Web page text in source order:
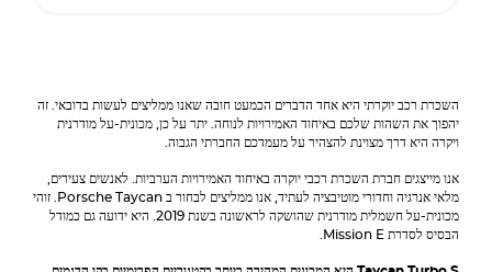
השכרת רכב יוקרתי היא אחד הדברים הכמעט חובה שאנו ממליצים לעשות בדובאי. זה
יהפוך את השהות שלכם באיחוד האמירויות לנוחה. יתר על כן, מכונית-על מודרנית
ויקרה היא דרך מצוינת להצהיר על מעמדכם החברתי הגבוה.
אנו מייצגים חברת השכרת רכבי יוקרה באיחוד האמירויות הערביות. לאנשים צעירים,
מלאי אנרגיה וחדורי מוטיבציה לעתיד, אנו ממליצים לבחור ב Porsche Taycan
. זוהי
מכונית-על חשמלית מודרנית שהושקה לראשונה בשנת 2019. היא ידועה גם כמודל
הבסיס לסדרת Mission E.